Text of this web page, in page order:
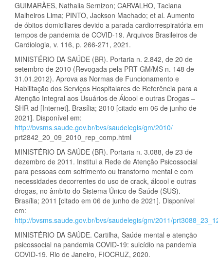
GUIMARÃES, Nathalia Sernizon; CARVALHO, Taciana
Malheiros Lima; PINTO, Jackson Machado; et al. Aumento
de óbitos domiciliares devido a parada cardiorrespiratória em
tempos de pandemia de COVID-19. Arquivos Brasileiros de
Cardiologia, v. 116, p. 266-271, 2021.
MINISTÉRIO DA SAÚDE (BR). Portaria n. 2.842, de 20 de
setembro de 2010 (Revogada pela PRT GM/MS n. 148 de
31.01.2012). Aprova as Normas de Funcionamento e
Habilitação dos Serviços Hospitalares de Referência para a
Atenção Integral aos Usuários de Álcool e outras Drogas –
SHR ad [Internet]. Brasília; 2010 [citado em 06 de junho de
2021]. Disponível em:
http://bvsms.saude.gov.br/bvs/saudelegis/gm/2010/
prt2842_20_09_2010_rep_comp.html
MINISTÉRIO DA SAÚDE (BR). Portaria n. 3.088, de 23 de
dezembro de 2011. Institui a Rede de Atenção Psicossocial
para pessoas com sofrimento ou transtorno mental e com
necessidades decorrentes do uso de crack, álcool e outras
drogas, no âmbito do Sistema Único de Saúde (SUS).
Brasília; 2011 [citado em 06 de junho de 2021]. Disponível
em:
http://bvsms.saude.gov.br/bvs/saudelegis/gm/2011/
MINISTÉRIO DA SAÚDE. Cartilha, Saúde mental e atenção
psicossocial na pandemia COVID-19: suicídio na pandemia
COVID-19. Rio de Janeiro, FIOCRUZ, 2020.